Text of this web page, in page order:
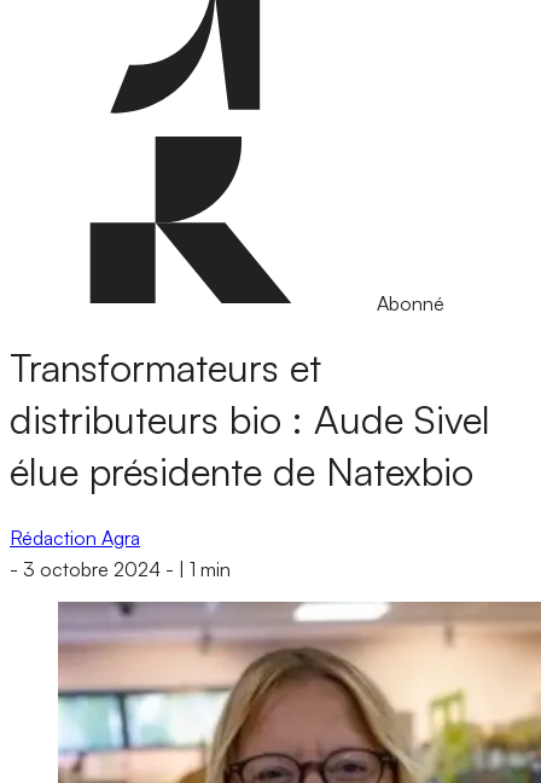
Abonné
Transformateurs et
distributeurs bio : Aude Sivel
élue présidente de Natexbio
Rédaction Agra
- 3 octobre 2024 - 1 min